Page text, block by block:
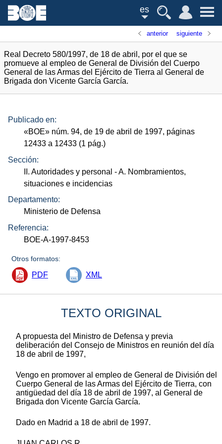
es
anterior siguiente
Real Decreto 580/1997, de 18 de abril, por el que se
promueve al empleo de General de División del Cuerpo
General de las Armas del Ejército de Tierra al General de
Brigada don Vicente García García.
Publicado en:
«BOE» núm. 94, de 19 de abril de 1997, páginas
12433 a 12433 (1 pág.)
Sección:
II. Autoridades y personal - A. Nombramientos,
situaciones e incidencias
Departamento:
Ministerio de Defensa
Referencia:
BOE-A-1997-8453
Otros formatos:
PDF XML
TEXTO ORIGINAL
A propuesta del Ministro de Defensa y previa
deliberación del Consejo de Ministros en reunión del día
18 de abril de 1997,
Vengo en promover al empleo de General de División del
Cuerpo General de las Armas del Ejército de Tierra, con
antigüedad del día 18 de abril de 1997, al General de
Brigada don Vicente García García.
Dado en Madrid a 18 de abril de 1997.